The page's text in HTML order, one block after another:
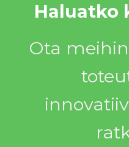
Haluatko
Ota